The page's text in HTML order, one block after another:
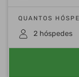
QUANTOS
2 hóspedes